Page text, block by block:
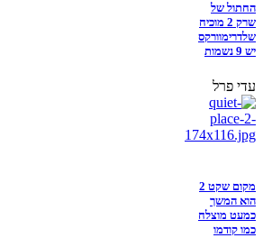
החתול של
שרק 2 מוכיח
שלדרימוורקס
יש 9 נשמות
עדי פרל
מקום שקט 2
הוא המשך
כמעט מוצלח
כמו קודמו